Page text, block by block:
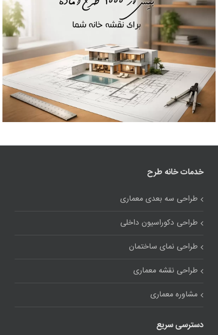
خدمات خانه طرح
طراحی سه بعدی معماری
طراحی دکوراسیون داخلی
طراحی نمای ساختمان
طراحی نقشه معماری
مشاوره معماری
دسترسی سریع